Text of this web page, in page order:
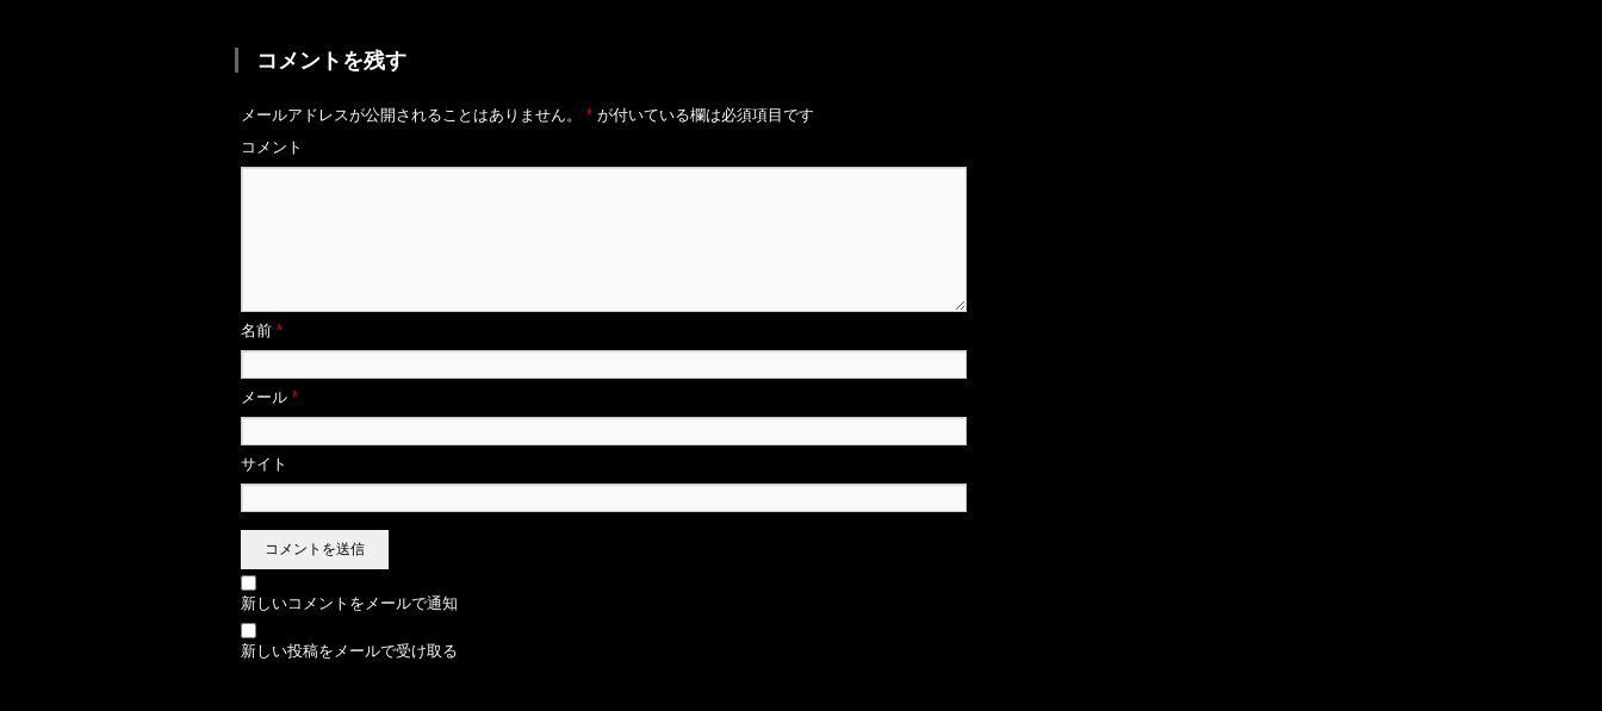
コメントを残す
メールアドレスが公開されることはありません。 * が付いている欄は必須項目です
コメント
名前 *
メール *
サイト
新しいコメントをメールで通知
新しい投稿をメールで受け取る